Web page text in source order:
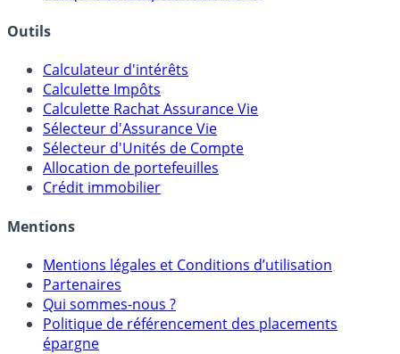
Banques & Comptes rémunérés
Outils
Calculateur d'intérêts
Calculette Impôts
Calculette Rachat Assurance Vie
Sélecteur d'Assurance Vie
Sélecteur d'Unités de Compte
Crédit immobilier
Mentions
Mentions légales et Conditions d’utilisation
Partenaires
Qui sommes-nous ?